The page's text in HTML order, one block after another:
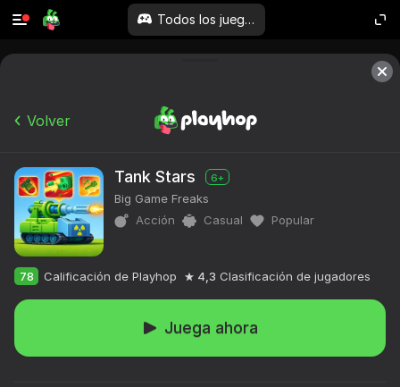
Todos los juegos
Volver
Tank Stars 6+
Big Game Freaks
Acción
Casual Popular
78 Calificación de Playhop 4,3 Clasificación de jugadores
Juega ahora